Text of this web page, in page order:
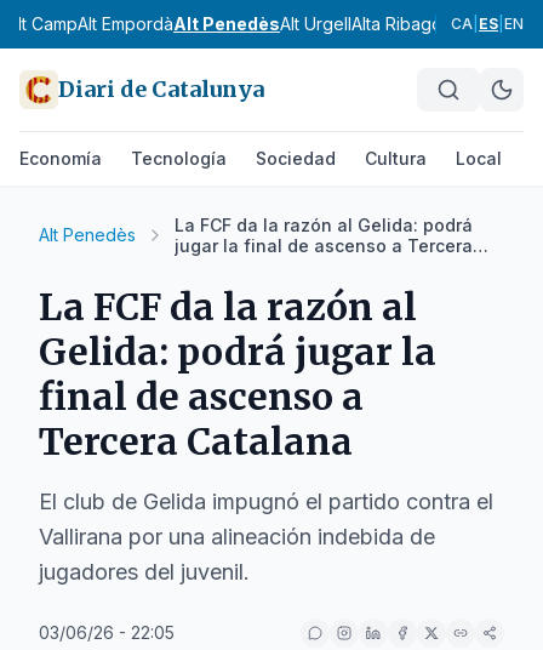
Alt CampAlt EmpordàAlt PenedèsAlt UrgellAlta RibagorçaAnoia
CA ES EN
Diari de Catalunya
Economía Tecnología Sociedad Cultura Local
Alt Penedès
La FCF da la razón al Gelida: podrá
jugar la final de ascenso a Tercera
La FCF da la razón al
Gelida: podrá jugar la
final de ascenso a
Tercera Catalana
El club de Gelida impugnó el partido contra el
Vallirana por una alineación indebida de
jugadores del juvenil.
03/06/26 - 22:05